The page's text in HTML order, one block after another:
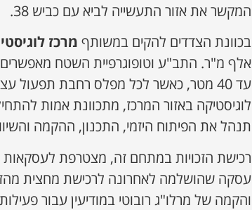
המקשר את אזור התעשייה לביא עם כביש 38.
בכוונת הצדדים להקים במשותף מרכז
אלף מ"ר. התב"ע וטופוגרפיית השטח
עד 40 מטר, כאשר לכל מפלס רחבת
לוגיסטיקה באזור המרכז, מתכוונת אמות
תנהל את הפיתוח היזמי, התכנון, ההקמה
רכישת הזכויות במתחם זה, מצטרפת
עסקה שהושלמה לאחרונה לרכישת מחצית
והקמה של מרלו"ג רובוטי במודיעין עבור